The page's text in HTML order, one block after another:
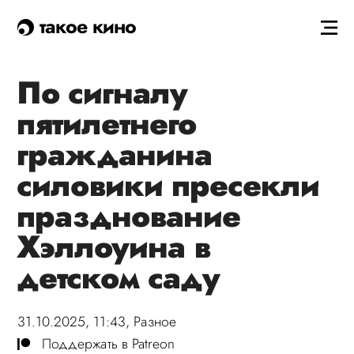
такое кино
По сигналу
пятилетнего
гражданина
силовики пресекли
празднование
Хэллоуина в
детском саду
31.10.2025, 11:43, Разное
Поддержать в Patreon